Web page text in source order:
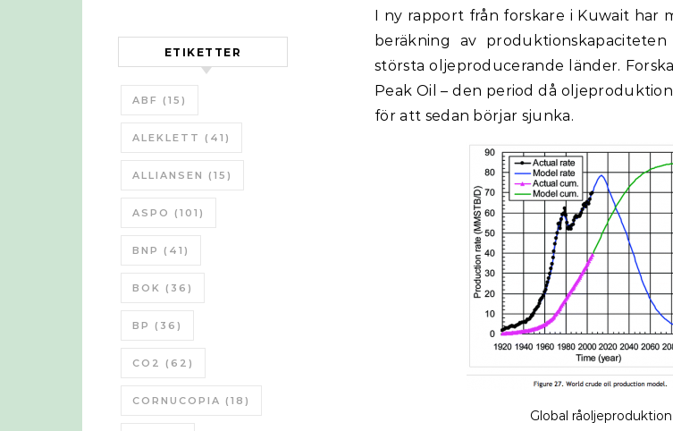
ETIKETTER
ABF (15)
ALEKLETT (41)
ALLIANSEN (15)
ASPO (101)
BNP (41)
BOK (36)
BP (36)
CO2 (62)
CORNUCOPIA (18)
I ny rapport från forskare i Kuwait har
beräkning av
största oljeproducerande länder.
Peak Oil – den period då
för att sedan börjar sjunka.
Global råoljeproduktion